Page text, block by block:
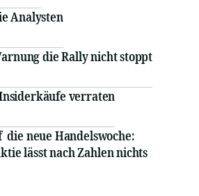
Analysten
die Rally nicht stoppt
verraten
neue Handelswoche:
lässt nach Zahlen nichts